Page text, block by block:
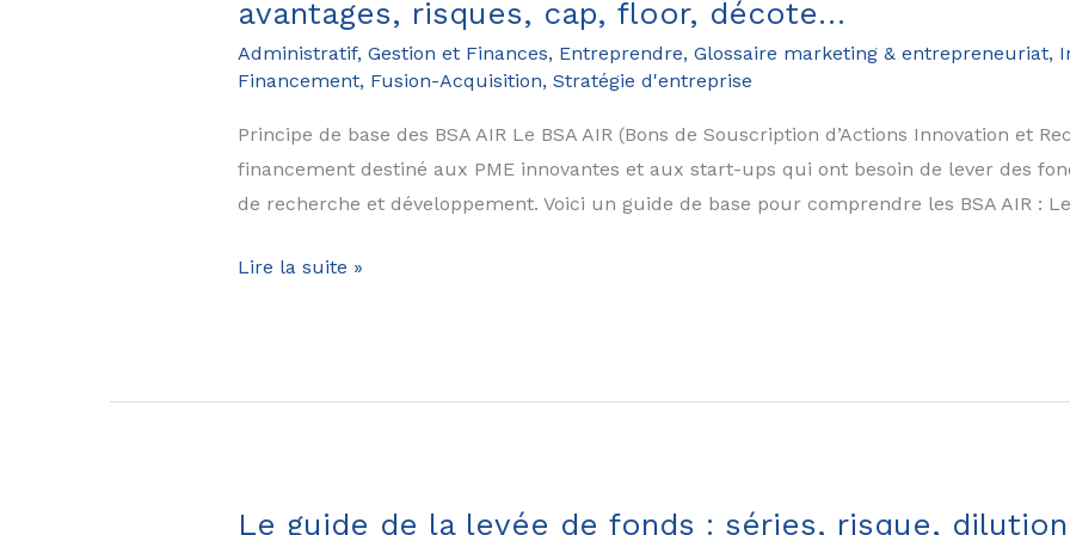
/
inconvenients,
président,
règles
fiscales,
avantages, risques, cap, floor, décote…
Administratif, Gestion et Finances, Entreprendre, Glossaire marketing & entrepreneuriat,
Financement, Fusion-Acquisition, Stratégie d'entreprise
Principe de base des BSA AIR Le BSA AIR (Bons de Souscription d’Actions Innovation et
financement destiné aux PME innovantes et aux start-ups qui ont besoin de lever des
de recherche et développement. Voici un guide de base pour comprendre les BSA AIR :
Le
Air
définitions,
Lire la suite »
Le guide de la levée de fonds : séries, risque,